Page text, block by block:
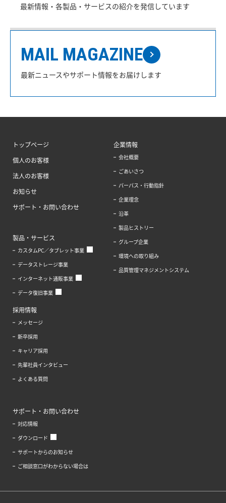
最新情報・各製品・サービスの紹介を発信しています
MAIL MAGAZINE
最新ニュースやサポート情報をお届けします
トップページ
個人のお客様
法人のお客様
お知らせ
サポート・お問い合わせ
製品・サービス
カスタムPC／タブレット事業
データストレージ事業
インターネット通販事業
データ復旧事業
企業情報
会社概要
ごあいさつ
パーパス・行動指針
企業理念
沿革
製品ヒストリー
グループ企業
環境への取り組み
品質管理マネジメントシステム
採用情報
メッセージ
新卒採用
キャリア採用
先輩社員インタビュー
よくある質問
サポート・お問い合わせ
対応情報
ダウンロード
サポートからのお知らせ
ご相談窓口がわからない場合は